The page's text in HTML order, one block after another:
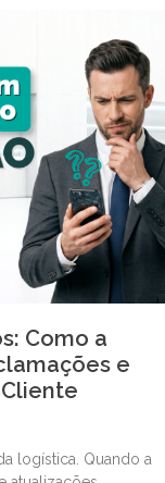
Como a
e
logística. Quando a